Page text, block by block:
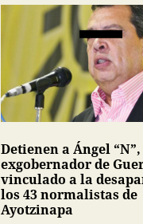
Detienen a Ángel “N”,
exgobernador de
vinculado a la
los 43 normalistas de
Ayotzinapa